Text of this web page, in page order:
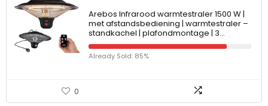
Arebos Infrarood warmtestraler 1500 W |
met afstandsbediening | warmtestraler –
standkachel | plafondmontage | 3…
Already Sold: 85%
0